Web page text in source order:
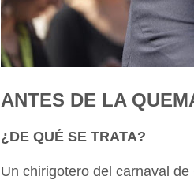
ANTES DE LA
¿DE QUÉ SE TRATA?
Un chirigotero del carnaval